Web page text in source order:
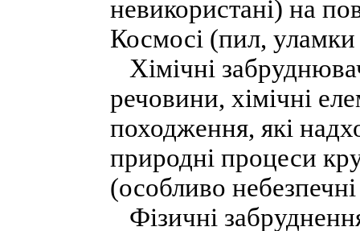
невикористані) на
Космосі (пил,
Хімічні
речовини, хімічні
походження, які
природні процеси
(особливо
Фізичні